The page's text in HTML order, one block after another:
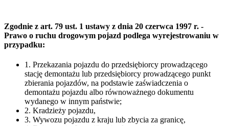
Zgodnie z art. 79 ust. 1 ustawy z dnia 20 czerwca 1997 r. -
Prawo o ruchu drogowym pojazd podlega wyrejestrowaniu w
przypadku:
1. Przekazania pojazdu do przedsiębiorcy prowadzącego
stację demontażu lub przedsiębiorcy prowadzącego punkt
zbierania pojazdów, na podstawie zaświadczenia o
demontażu pojazdu albo równoważnego dokumentu
wydanego w innym państwie;
2. Kradzieży pojazdu,
3. Wywozu pojazdu z kraju lub zbycia za granicę,